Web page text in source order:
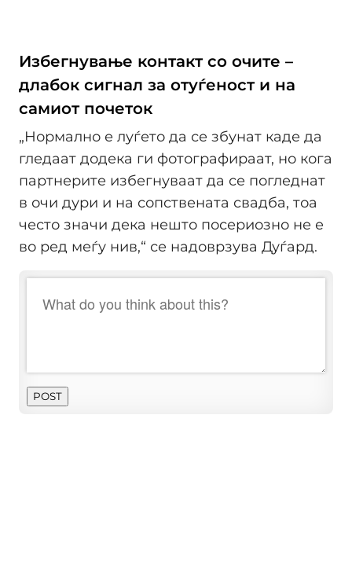
Избегнување контакт со очите –
длабок сигнал за отуѓеност и на
самиот почеток
„Нормално е луѓето да се збунат каде да
гледаат додека ги фотографираат, но кога
партнерите избегнуваат да се погледнат
в очи дури и на сопствената свадба, тоа
често значи дека нешто посериозно не е
во ред меѓу нив,“ се надоврзува Дуѓард.
POST